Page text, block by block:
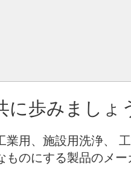
歩みましょ
用、施設用洗浄、
のにする製品のメー